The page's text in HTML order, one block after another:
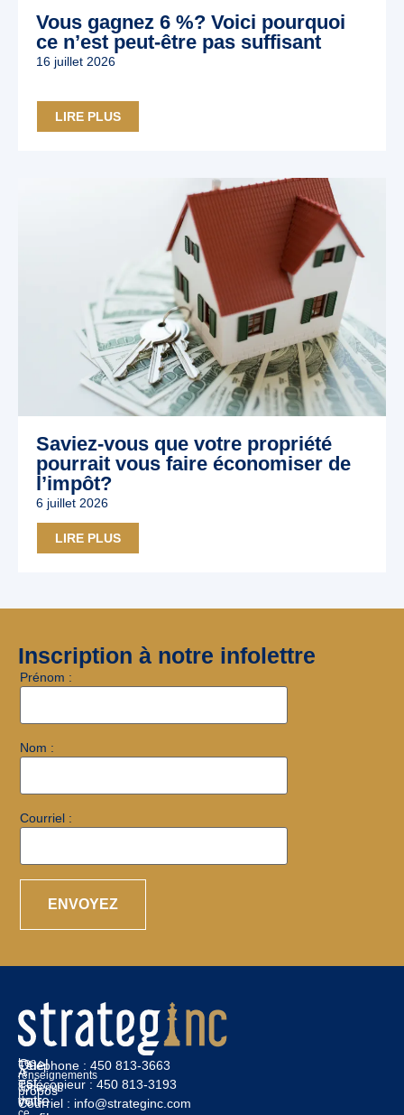
Vous gagnez 6 %? Voici pourquoi
ce n’est peut‑être pas suffisant
16 juillet 2026
LIRE PLUS
Saviez-vous que votre propriété
pourrait vous faire économiser de
l’impôt?
6 juillet 2026
LIRE PLUS
Inscription à notre infolettre
Prénom :
Nom :
Courriel :
Les
renseignements
contenus
dans
Quel
est
votre
À
propos
Téléphone : 450 813-3663
Télécopieur : 450 813-3193
Courriel : info@strateginc.com